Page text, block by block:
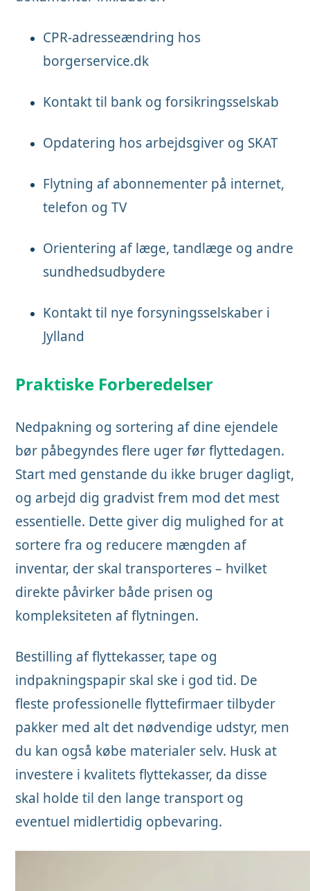
CPR-adresseændring hos
borgerservice.dk
Kontakt til bank og forsikringsselskab
Opdatering hos arbejdsgiver og SKAT
Flytning af abonnementer på internet,
telefon og TV
Orientering af læge, tandlæge og andre
sundhedsudbydere
Kontakt til nye forsyningsselskaber i
Jylland
Praktiske Forberedelser
Nedpakning og sortering af dine ejendele
bør påbegyndes flere uger før flyttedagen.
Start med genstande du ikke bruger dagligt,
og arbejd dig gradvist frem mod det mest
essentielle. Dette giver dig mulighed for at
sortere fra og reducere mængden af
inventar, der skal transporteres – hvilket
direkte påvirker både prisen og
kompleksiteten af flytningen.
Bestilling af flyttekasser, tape og
indpakningspapir skal ske i god tid. De
fleste professionelle flyttefirmaer tilbyder
pakker med alt det nødvendige udstyr, men
du kan også købe materialer selv. Husk at
investere i kvalitets flyttekasser, da disse
skal holde til den lange transport og
eventuel midlertidig opbevaring.